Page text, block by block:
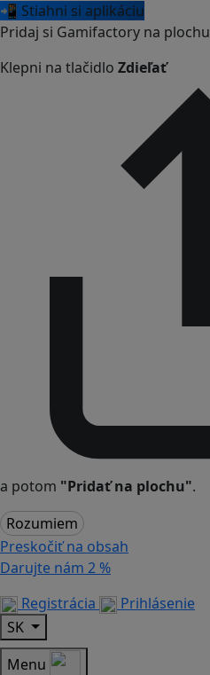
📲 Stiahni si aplikáciu
Pridaj si Gamifactory na plochu
Klepni na tlačidlo Zdieľať
a potom "Pridať na plochu".
Rozumiem
Preskočiť na obsah
Darujte nám 2 %
Registrácia
Prihlásenie
SK
Menu